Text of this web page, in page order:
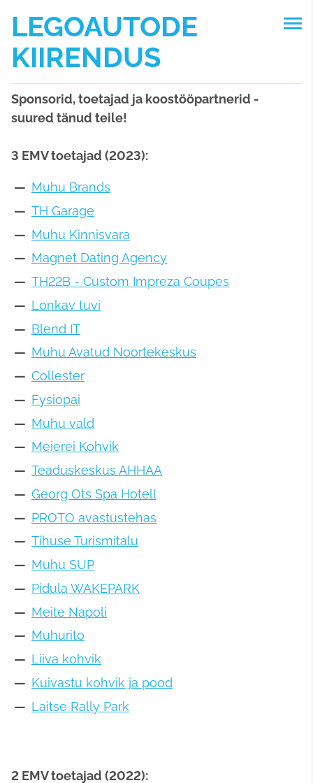
LEGOAUTODE
KIIRENDUS
Sponsorid, toetajad ja koostööpartnerid -
suured tänud teile!
3 EMV toetajad (2023):
Muhu Brands
TH Garage
Muhu Kinnisvara
Magnet Dating Agency
TH22B - Custom Impreza Coupes
Lonkav tuvi
Blend IT
Muhu Avatud Noortekeskus
Collester
Fysiopai
Muhu vald
Meierei Kohvik
Teaduskeskus AHHAA
Georg Ots Spa Hotell
PROTO avastustehas
Tihuse Turismitalu
Muhu SUP
Pidula WAKEPARK
Meite Napoli
Muhurito
Liiva kohvik
Kuivastu kohvik ja pood
Laitse Rally Park
2 EMV toetajad (2022):